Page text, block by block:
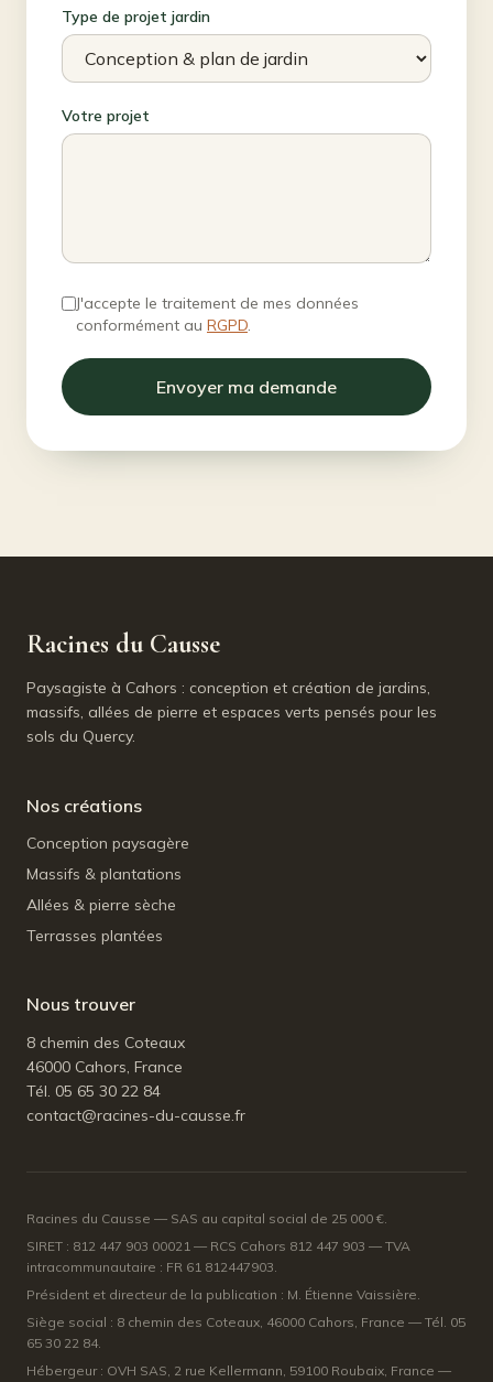
Type de projet jardin
Votre projet
J'accepte le traitement de mes données
conformément au RGPD.
Envoyer ma demande
Racines du Causse
Paysagiste à Cahors : conception et création de jardins,
massifs, allées de pierre et espaces verts pensés pour les
sols du Quercy.
Nos créations
Conception paysagère
Massifs & plantations
Allées & pierre sèche
Terrasses plantées
Nous trouver
8 chemin des Coteaux
46000 Cahors, France
Tél. 05 65 30 22 84
contact@racines-du-causse.fr
Racines du Causse — SAS au capital social de 25 000 €.
SIRET : 812 447 903 00021 — RCS Cahors 812 447 903 — TVA
intracommunautaire : FR 61 812447903.
Président et directeur de la publication : M. Étienne Vaissière.
Siège social : 8 chemin des Coteaux, 46000 Cahors, France — Tél. 05
65 30 22 84.
Hébergeur : OVH SAS, 2 rue Kellermann, 59100 Roubaix, France —